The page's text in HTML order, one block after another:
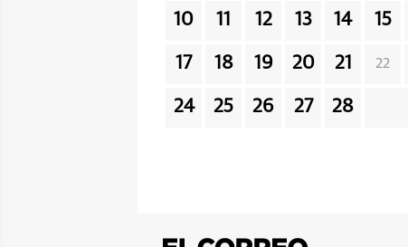
10 11 12 13 14 15
17 18 19 20 21 22
24 25 26 27 28